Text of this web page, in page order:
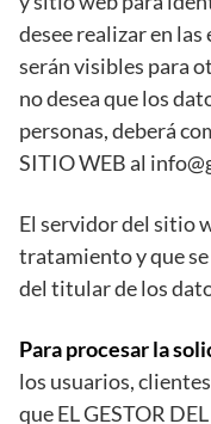
desee realizar en
serán visibles para
no desea que los
personas, deberá
SITIO WEB al
El servidor del sitio
tratamiento y que
del titular de los
Para procesar la
los usuarios,
que EL GESTOR